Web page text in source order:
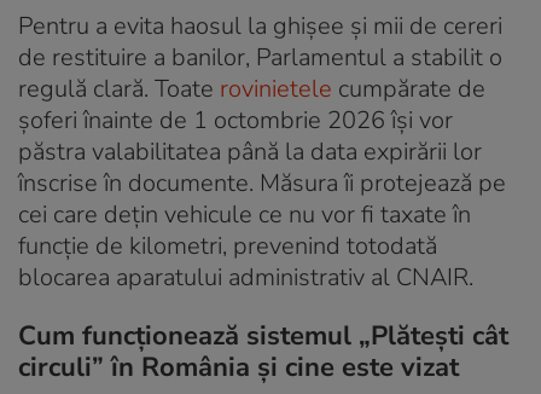
Pentru a evita haosul la ghișee și mii de cereri
de restituire a banilor, Parlamentul a stabilit o
regulă clară. Toate rovinietele cumpărate de
șoferi înainte de 1 octombrie 2026 își vor
păstra valabilitatea până la data expirării lor
înscrise în documente. Măsura îi protejează pe
cei care dețin vehicule ce nu vor fi taxate în
funcție de kilometri, prevenind totodată
blocarea aparatului administrativ al CNAIR.
Cum funcționează sistemul „Plătești cât
circuli” în România și cine este vizat